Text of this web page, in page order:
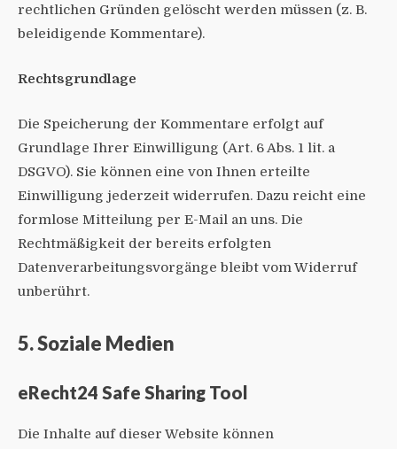
rechtlichen Gründen gelöscht werden müssen (z. B.
beleidigende Kommentare).
Rechtsgrundlage
Die Speicherung der Kommentare erfolgt auf
Grundlage Ihrer Einwilligung (Art. 6 Abs. 1 lit. a
DSGVO). Sie können eine von Ihnen erteilte
Einwilligung jederzeit widerrufen. Dazu reicht eine
formlose Mitteilung per E-Mail an uns. Die
Rechtmäßigkeit der bereits erfolgten
Datenverarbeitungsvorgänge bleibt vom Widerruf
unberührt.
5. Soziale Medien
eRecht24 Safe Sharing Tool
Die Inhalte auf dieser Website können